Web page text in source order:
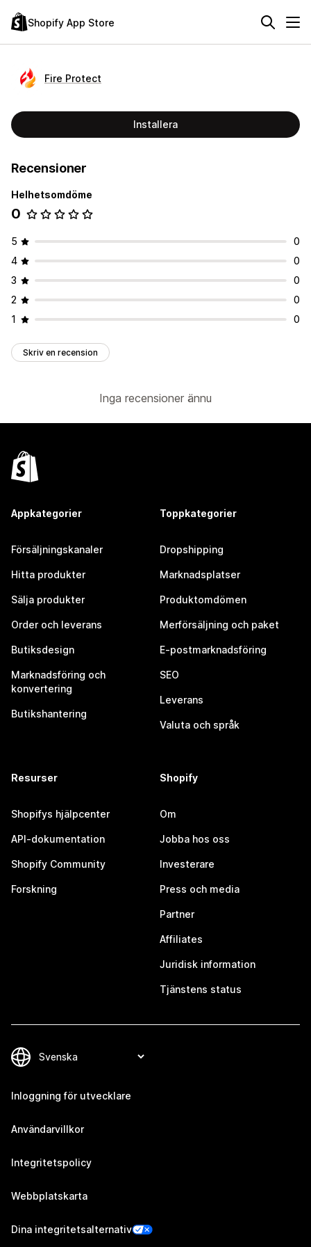
Shopify App Store
Fire Protect
Installera
Recensioner
Helhetsomdöme
0
5
0
4
0
3
0
2
0
1
0
Skriv en recension
Inga recensioner ännu
Appkategorier
Försäljningskanaler
Hitta produkter
Sälja produkter
Order och leverans
Butiksdesign
Marknadsföring och
konvertering
Butikshantering
Toppkategorier
Dropshipping
Marknadsplatser
Produktomdömen
Merförsäljning och paket
E-postmarknadsföring
SEO
Leverans
Valuta och språk
Resurser
Shopifys hjälpcenter
API-dokumentation
Shopify Community
Forskning
Shopify
Om
Jobba hos oss
Investerare
Press och media
Partner
Affiliates
Juridisk information
Tjänstens status
Inloggning för utvecklare
Användarvillkor
Integritetspolicy
Webbplatskarta
Dina integritetsalternativ